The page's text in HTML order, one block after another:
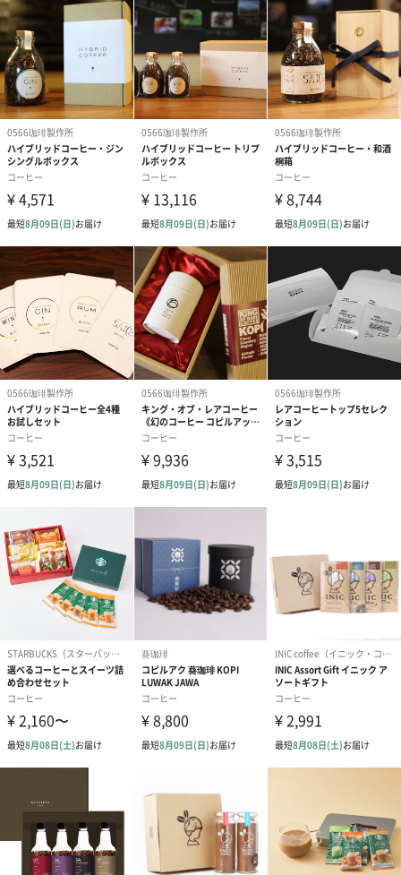
世界中を旅する中で変異を繰り返し新たなコーヒーの香味を放ち
ます。その中で最も果実感を有するといわれるゲイシャはパナマ
でその名を馳せたのです。やはりパナマ産を超えるゲイシャはあ
りません。
【NO,3《ガラパゴス》】
絶海の孤島、ガラパゴス諸島はダーウィンの進化論の舞台とな
り、固有の生態系を有する特殊なコーヒー生産地です。古来から
この島で生育が続けられたことから昔ながらの高品質な香味が今
も残された貴重なコーヒーです。
【 NO,4《0566ブレンド》】
人気NO,1を独走するのハウスブレンド0566ブレンドはトータルバ
ランスに優れた至極の一杯がたのしめます。高品質なエチオピ
ア、グァテマラ等を配合しました。
そして、0566珈琲製作所が開発したハイブリッドコーヒー
4種勢揃い！
ハイブリッドコーヒーとは、コーヒーとアルコール飲料を融合さ
せた新世界のコーヒー。コーヒー生豆をアルコール飲料に漬け込
み、その後焙煎することでアルコール成分を揮発させながらもそ
のその香りと旨味をコーヒー豆に封じ込めた奇跡の雫です。
【NO,5《ハイブリッドコーヒー・ラム》】
淡く甘いラムの風味がコーヒーを支え極上のバランスと極上の芳
香を生み出すまろやかで優しい味わいの逸品。
【NO,6《ハイブリッドコーヒー・ジン》】
ジンとハーブの芳香が立ち昇りアルコール感が爽快ないままでに
味わったことの無い感覚のコーヒー。
【NO,7《ハイブリッドコーヒー・ワイン》】
コーヒーの旨みをフルボディーワインのコクとフルーティーな果
実感が包み込む濃厚でありながら爽やかな香味。
【NO,8《ハイブリッドコーヒー・和酒》】